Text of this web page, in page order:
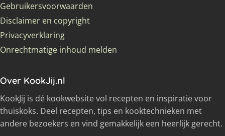
Gebruikersvoorwaarden
Disclaimer en copyright
Privacyverklaring
Onrechtmatige inhoud melden
Over KookJij.nl
KookJij is dé kookwebsite vol recepten en inspiratie voor
thuiskoks. Deel recepten, tips en kooktechnieken met
andere bezoekers en vind gemakkelijk een heerlijk gerecht.